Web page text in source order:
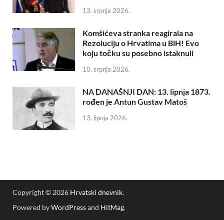
13. srpnja 2026.
Komšićeva stranka reagirala na
Rezoluciju o Hrvatima u BiH! Evo
koju točku su posebno istaknuli
10. srpnja 2026.
NA DANAŠNJI DAN: 13. lipnja 1873.
rođen je Antun Gustav Matoš
13. lipnja 2026.
Copyright © 2026 Hrvatski dnevnik.
Powered byWordPressand HitMag.